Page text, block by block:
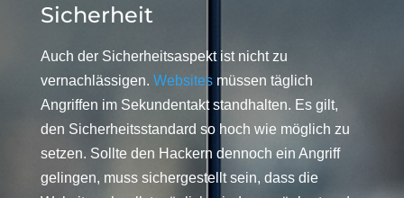
Sicherheit
Auch der Sicherheitsaspekt ist nicht zu
vernachlässigen. Websitesmüssen täglich
Angriffen im Sekundentakt standhalten. Es gilt,
den Sicherheitsstandard so hoch wie möglich zu
setzen. Sollte den Hackern dennoch ein Angriff
gelingen, muss sichergestellt sein, dass die